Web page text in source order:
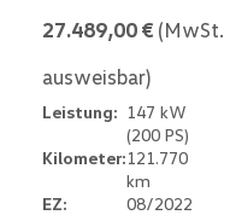
27.489,00 € (MwSt.
ausweisbar)
Leistung: 147 kW
(200 PS)
Kilometer:121.770
km
EZ:
08/2022